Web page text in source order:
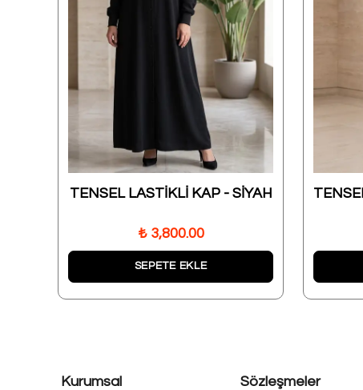
TENSEL LASTİKLİ KAP - SİYAH
₺ 3,800.00
SEPETE EKLE
Kurumsal Sözleşmeler